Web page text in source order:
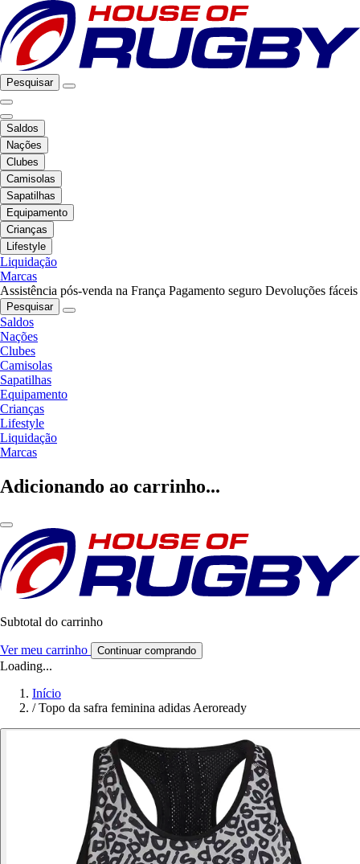
Pesquisar
Saldos
Nações
Clubes
Camisolas
Sapatilhas
Equipamento
Crianças
Lifestyle
Liquidação
Marcas
Assistência pós-venda na França Pagamento seguro Devoluções fáceis
Pesquisar
Saldos
Nações
Clubes
Camisolas
Sapatilhas
Equipamento
Crianças
Lifestyle
Liquidação
Marcas
Adicionando ao carrinho...
Subtotal do carrinho
Ver meu carrinho Continuar comprando
Loading...
Início
/ Topo da safra feminina adidas Aeroready